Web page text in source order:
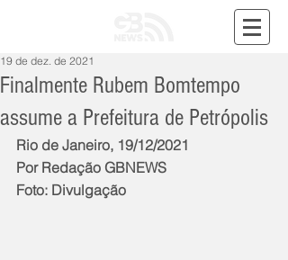
Finalmente Rubem Bomtempo
assume a Prefeitura de Petrópolis
19 de dez. de 2021
Rio de Janeiro, 19/12/2021
Por Redação GBNEWS
Foto: Divulgação